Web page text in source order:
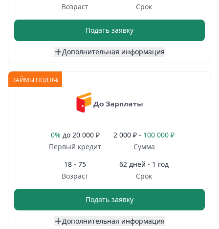
Возраст
Срок
Подать заявку
Дополнительная информация
ЗАЙМЫ ПОД 0%
0% до 20 000 ₽
Первый кредит
2 000 ₽ - 100 000 ₽
Сумма
18 - 75
Возраст
62 дней - 1 год
Срок
Подать заявку
Дополнительная информация